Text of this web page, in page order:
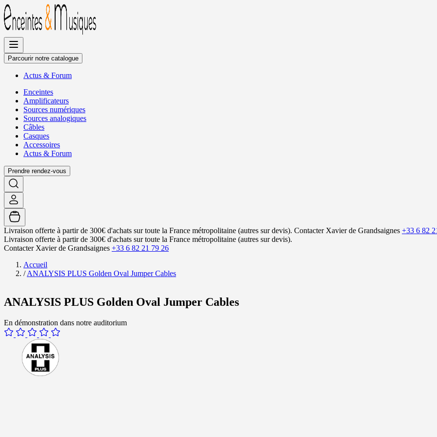
Allez
au
contenu
Parcourir notre catalogue
Actus & Forum
Enceintes
Amplificateurs
Sources numériques
Sources analogiques
Câbles
Casques
Accessoires
Actus & Forum
Prendre rendez-vous
Livraison offerte à partir de 300€ d'achats sur toute la France métropolitaine (autres sur devis). Contacter Xavier de Grandsaignes +33 6 82
Livraison offerte à partir de 300€ d'achats sur toute la France métropolitaine (autres sur devis).
Contacter Xavier de Grandsaignes +33 6 82 21 79 26
Accueil
/ ANALYSIS PLUS Golden Oval Jumper Cables
ANALYSIS PLUS Golden Oval Jumper Cables
En démonstration dans notre auditorium